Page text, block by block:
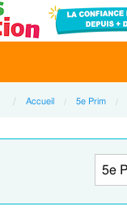
Accueil 5e Prim